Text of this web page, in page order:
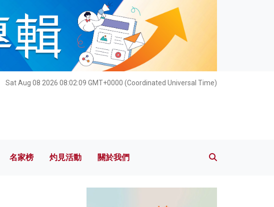
Sat Aug 08 2026 08:02:11 GMT+0000 (Coordinated Universal Time)
名家榜 灼見活動 關於我們
名家榜 灼見活動 關於我們